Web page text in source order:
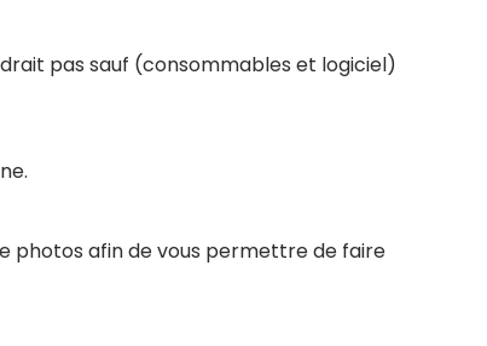
pas sauf (consommables et logiciel)
photos afin de vous permettre de faire